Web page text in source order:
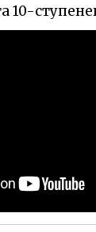
10-